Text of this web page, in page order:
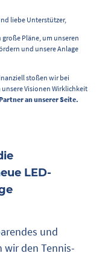
liebe Unterstützer,
große Pläne, um unseren
und unsere Anlage
stoßen wir bei
Visionen Wirklichkeit
an unserer Seite.
LED-
und
wir den Tennis-